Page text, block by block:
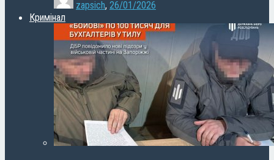
zapsich, 26/01/2026
Кримінал